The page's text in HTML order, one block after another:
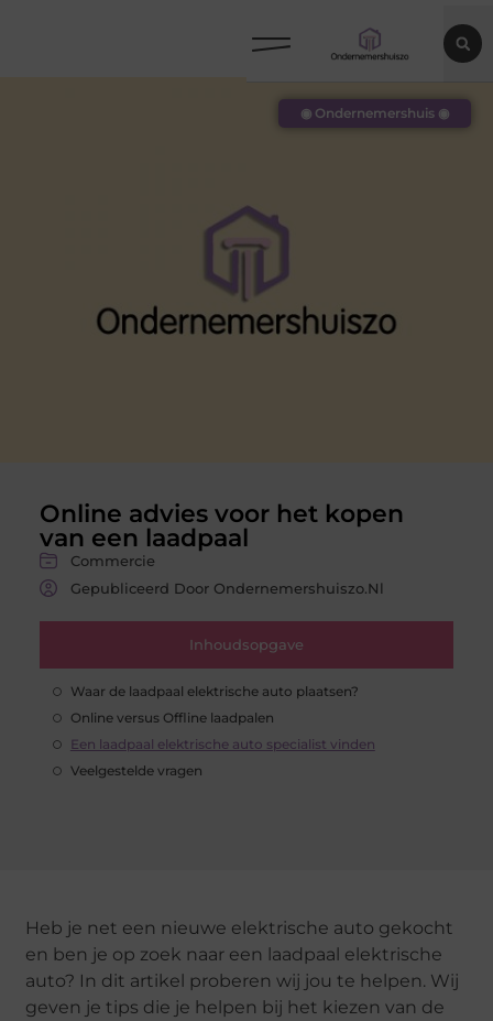
Online advies voor het kopen
van een laadpaal
Commercie
Gepubliceerd Door Ondernemershuiszo.nl
Inhoudsopgave
Waar de laadpaal elektrische auto plaatsen?
Online versus Offline laadpalen
Een laadpaal elektrische auto specialist vinden
Veelgestelde vragen
◉ Ondernemershuis ◉
Heb je net een nieuwe elektrische auto gekocht
en ben je op zoek naar een laadpaal elektrische
auto? In dit artikel proberen wij jou te helpen. Wij
geven je tips die je helpen bij het kiezen van de